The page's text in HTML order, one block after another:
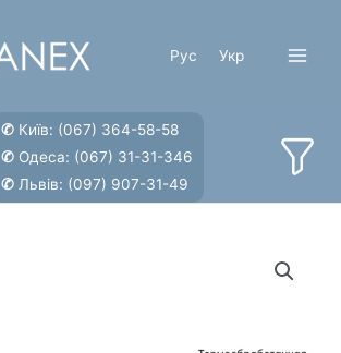
Рус Укр
✆ Київ: (067) 364-58-58
✆ Одеса: (067) 31-31-346
✆ Львів: (097) 907-31-49